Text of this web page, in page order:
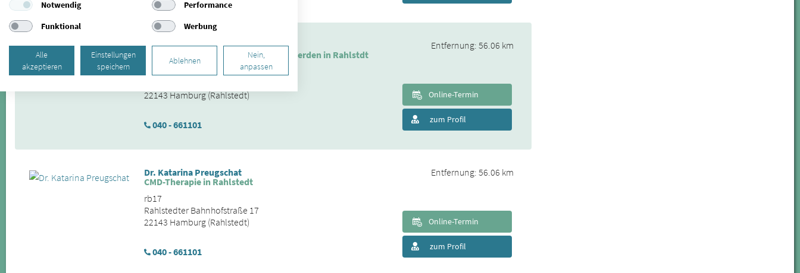
Wolf-Dieter Preugschat
Behandlung von Kiefergelenkbeschwerden in Rahlstdt
22143 Hamburg (Rahlstedt)
040 - 661101
Entfernung: 56.06 km
zum Profil
Online-Termin
Dr. Katarina Preugschat
CMD-Therapie in Rahlstedt
rb17
Rahlstedter Bahnhofstraße 17
22143 Hamburg (Rahlstedt)
040 - 661101
Entfernung: 56.06 km
zum Profil
Online-Termin
Notwendig
Performance
Funktional
Werbung
Alle
akzeptieren
Einstellungen
speichern
Ablehnen
Nein,
anpassen